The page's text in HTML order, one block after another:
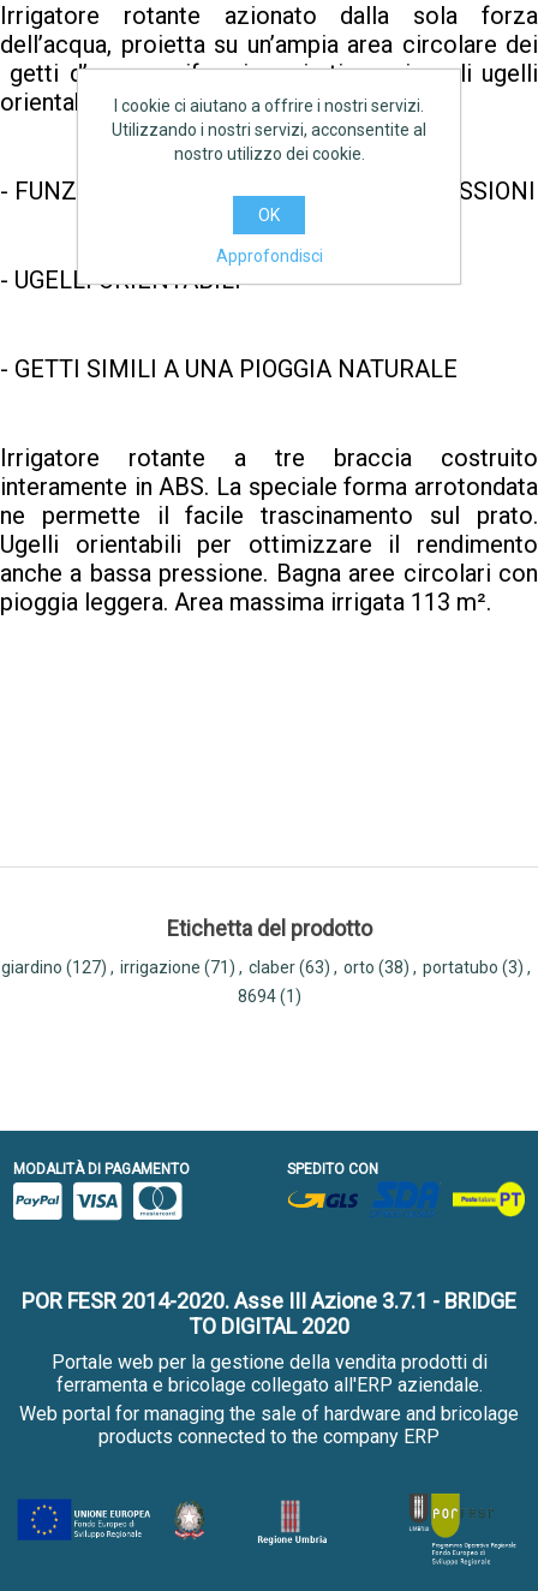
Irrigatore rotante azionato dalla sola forza
dell’acqua, proietta su un’ampia area circolare dei
getti d’acqua uniformi e mirati, grazie agli ugelli
orientabili.
- FUNZIONAMENTO ANCHE A BASSE PRESSIONI
- UGELLI ORIENTABILI
- GETTI SIMILI A UNA PIOGGIA NATURALE
Irrigatore rotante a tre braccia costruito
interamente in ABS. La speciale forma arrotondata
ne permette il facile trascinamento sul prato.
Ugelli orientabili per ottimizzare il rendimento
anche a bassa pressione. Bagna aree circolari con
pioggia leggera. Area massima irrigata 113 m².
Etichetta del prodotto
giardino (127) , irrigazione (71) , claber(63) , orto (38) , portatubo (3) ,
8694 (1)
MODALITÀ DI PAGAMENTO SPEDITO CON
POR FESR 2014-2020. Asse III Azione 3.7.1 - BRIDGE
TO DIGITAL 2020
Portale web per la gestione della vendita prodotti di
ferramenta e bricolage collegato all'ERP aziendale.
Web portal for managing the sale of hardware and bricolage
products connected to the company ERP
I cookie ci aiutano a offrire i nostri servizi.
Utilizzando i nostri servizi, acconsentite al
nostro utilizzo dei cookie.
OK
Approfondisci